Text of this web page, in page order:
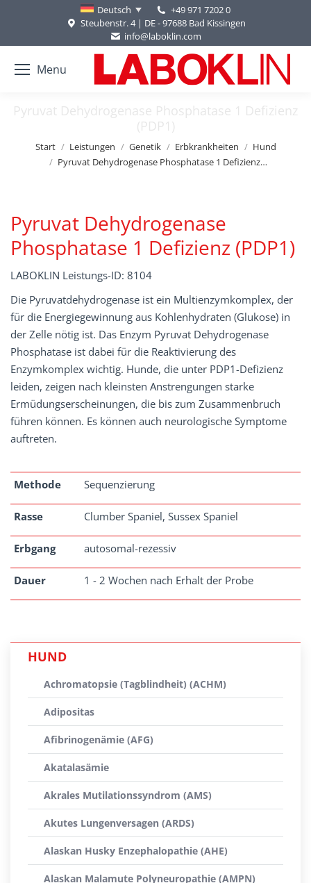
Deutsch
+49 971 7202 0
Steubenstr. 4 | DE - 97688 Bad Kissingen
info@laboklin.com
Menu
Pyruvat Dehydrogenase Phosphatase 1 Defizienz
(PDP1)
Sie befinden sich hier:
Start Leistungen Genetik Erbkrankheiten
Hund
Pyruvat Dehydrogenase Phosphatase 1 Defizienz…
Pyruvat Dehydrogenase
Phosphatase 1 Defizienz (PDP1)
LABOKLIN Leistungs-ID: 8104
Die Pyruvatdehydrogenase ist ein Multienzymkomplex, der
für die Energiegewinnung aus Kohlenhydraten (Glukose) in
der Zelle nötig ist. Das Enzym Pyruvat Dehydrogenase
Phosphatase ist dabei für die Reaktivierung des
Enzymkomplex wichtig. Hunde, die unter PDP1-Defizienz
leiden, zeigen nach kleinsten Anstrengungen starke
Ermüdungserscheinungen, die bis zum Zusammenbruch
führen können. Es können auch neurologische Symptome
auftreten.
Methode Sequenzierung
Rasse Clumber Spaniel, Sussex Spaniel
Erbgang autosomal-rezessiv
Dauer 1 - 2 Wochen nach Erhalt der Probe
HUND
Achromatopsie (Tagblindheit) (ACHM)
Adipositas
Afibrinogenämie (AFG)
Akatalasämie
Akrales Mutilationssyndrom (AMS)
Akutes Lungenversagen (ARDS)
Alaskan Husky Enzephalopathie (AHE)
Alaskan Malamute Polyneuropathie (AMPN)